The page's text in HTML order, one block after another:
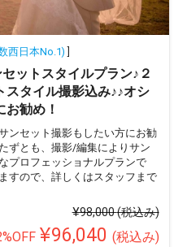
西日本No.1)]
ットスタイルプラン♪２
スタイル撮影込み♪♪オシ
勧め！
ンセット撮影もしたい方にお勧
ずとも、撮影/編集によりサン
プロフェッショナルプランで
すので、詳しくはスタッフまで
¥98,000(税込み)
¥96,040 (税込み)